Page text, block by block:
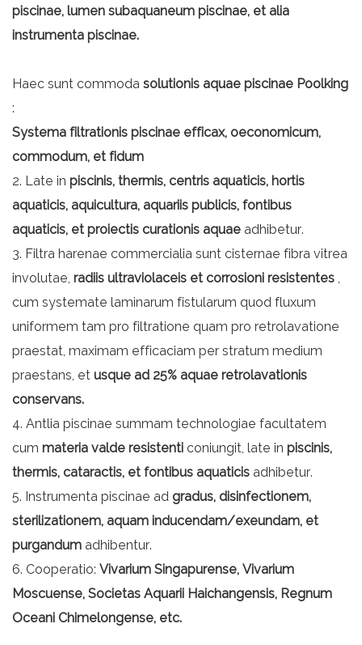
piscinae, lumen subaquaneum piscinae, et alia
instrumenta piscinae.
Haec sunt commoda solutionis aquae piscinae Poolking
:
Systema filtrationis piscinae efficax, oeconomicum,
commodum, et fidum
2. Late in piscinis, thermis, centris aquaticis, hortis
aquaticis, aquicultura, aquariis publicis, fontibus
aquaticis, et proiectis curationis aquae adhibetur.
3. Filtra harenae commercialia sunt cisternae fibra vitrea
involutae, radiis ultraviolaceis et corrosioni resistentes ,
cum systemate laminarum fistularum quod fluxum
uniformem tam pro filtratione quam pro retrolavatione
praestat, maximam efficaciam per stratum medium
praestans, et usque ad 25% aquae retrolavationis
conservans.
4. Antlia piscinae summam technologiae facultatem
cum materia valde resistenti coniungit, late in piscinis,
thermis, cataractis, et fontibus aquaticis adhibetur.
5. Instrumenta piscinae ad gradus, disinfectionem,
sterilizationem, aquam inducendam/exeundam, et
purgandum adhibentur.
6. Cooperatio: Vivarium Singapurense, Vivarium
Moscuense, Societas Aquarii Haichangensis, Regnum
Oceani Chimelongense, etc.